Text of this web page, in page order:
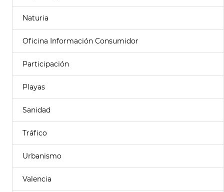
Naturia
Oficina Información Consumidor
Participación
Playas
Sanidad
Tráfico
Urbanismo
Valencia